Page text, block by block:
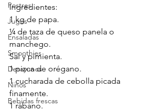
Postres
Jugos
Ensaladas
Smoothies
Desayunos
Niños
Bebidas frescas
Ingredientes:
1 kg de papa.
¼ de taza de queso panela o
manchego.
Sal y pimienta.
1 pizca de orégano.
1 cucharada de cebolla picada
finamente.
1 rábano.